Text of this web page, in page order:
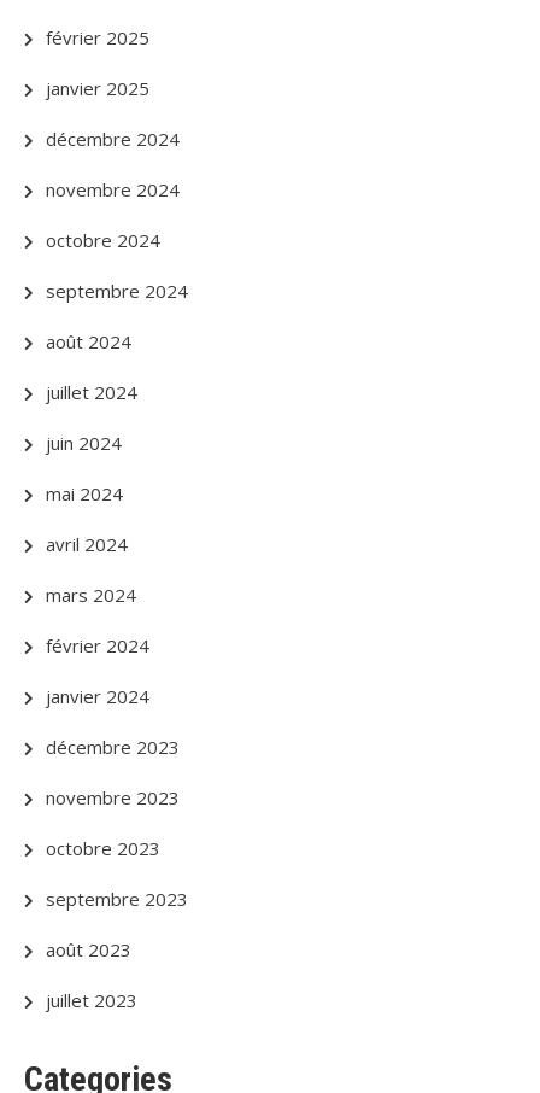
février 2025
janvier 2025
décembre 2024
novembre 2024
octobre 2024
septembre 2024
août 2024
juillet 2024
juin 2024
mai 2024
avril 2024
mars 2024
février 2024
janvier 2024
décembre 2023
novembre 2023
octobre 2023
septembre 2023
août 2023
juillet 2023
Categories